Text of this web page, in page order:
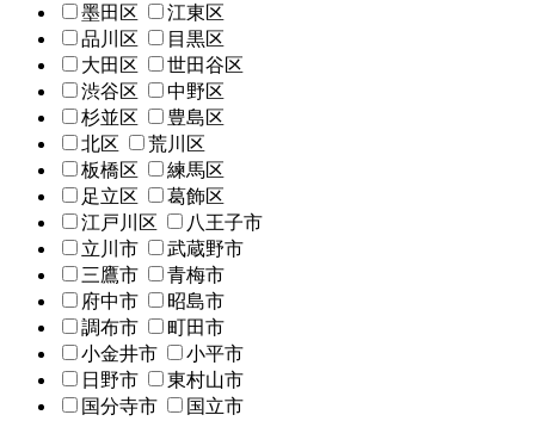
墨田区
江東区
品川区
目黒区
大田区
世田谷区
渋谷区
中野区
杉並区
豊島区
北区
荒川区
板橋区
練馬区
足立区
葛飾区
江戸川区
八王子市
立川市
武蔵野市
三鷹市
青梅市
府中市
昭島市
調布市
町田市
小金井市
小平市
日野市
東村山市
国分寺市
国立市